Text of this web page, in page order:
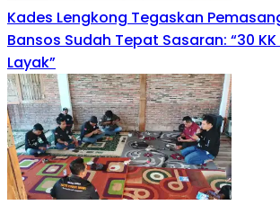
Kades Lengkong Tegaskan
Bansos Sudah Tepat Sasaran: “30
Layak”